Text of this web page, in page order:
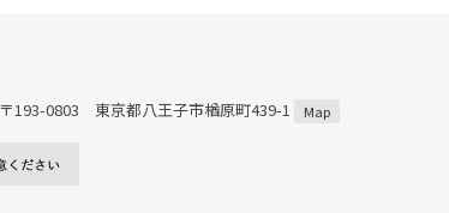
〒193-0803 東京都八王子市楢原町439-1 Map